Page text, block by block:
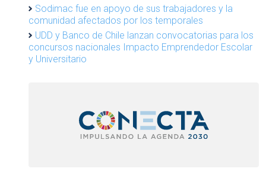
Sodimac fue en apoyo de sus trabajadores y la
comunidad afectados por los temporales
UDD y Banco de Chile lanzan convocatorias para los
concursos nacionales Impacto Emprendedor Escolar
y Universitario